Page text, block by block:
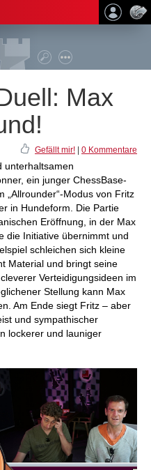
Max
Gefällt mir! 0 Kommentare
unterhaltsamen
ein junger ChessBase-
„Allrounder“-Modus von Fritz
in Hundeform. Die Partie
Eröffnung, in der Max
die Initiative übernimmt und
schleichen sich kleine
Material und bringt seine
Verteidigungsideen im
Stellung kann Max
Am Ende siegt Fritz – aber
und sympathischer
lockerer und launiger